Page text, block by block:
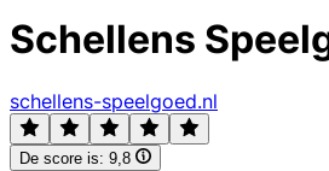
Schellens
schellens-speelgoed.nl
De score is: 9,8